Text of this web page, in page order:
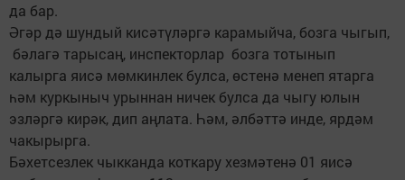
да бар.
Әгәр дә шундый кисәтүләргә карамыйча, бозга чыгып,
бәлагә тарысаң, инспекторлар бозга тотынып
калырга яисә мөмкинлек булса, өстенә менеп ятарга
һәм куркыныч урыннан ничек булса да чыгу юлын
эзләргә кирәк, дип аңлата. Һәм, әлбәттә инде, ярдәм
чакырырга.
Бәхетсезлек чыкканда коткару хезмәтенә 01 яисә